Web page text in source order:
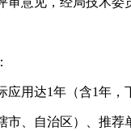
用达1年（含1年，
、自治区）、推荐